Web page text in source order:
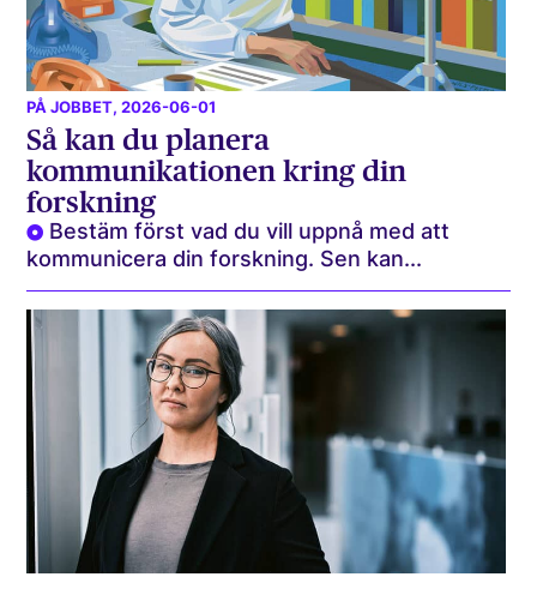
PÅ JOBBET, 2026-06-01
Så kan du planera
kommunikationen kring din
forskning
Bestäm först vad du vill uppnå med att
kommunicera din forskning. Sen kan...